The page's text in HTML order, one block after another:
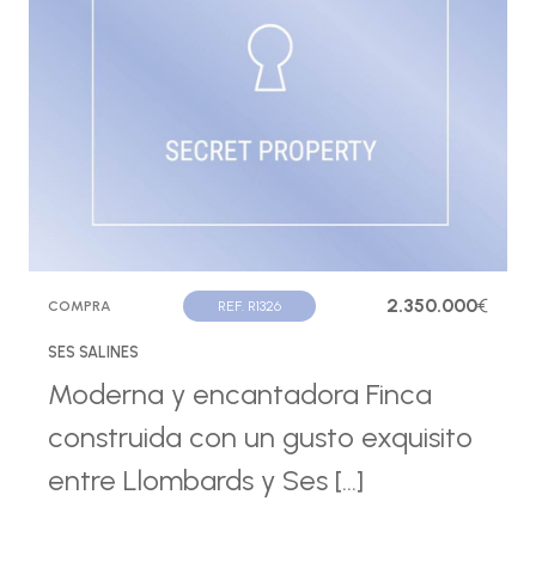
COMPRA REF. R1326 2.350.000€
SES SALINES
Moderna y encantadora Finca
construida con un gusto exquisito
entre Llombards y Ses [...]